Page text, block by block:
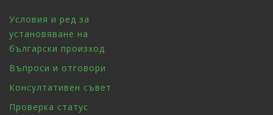
Условия и ред за
установяване на
български произход
Въпроси и отговори
Консултативен съвет
Проверка статус